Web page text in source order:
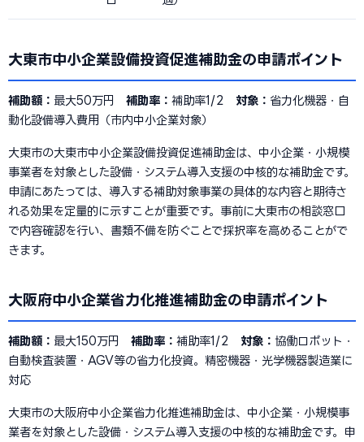
大東市中小企業設備投資促進補助金の申請ポイント
補助額： 最大50万円 補助率： 補助率1/2 対象： 省力化機器・自
動化設備導入費用（市内中小企業対象）
大東市の大東市中小企業設備投資促進補助金は、中小企業・小規模
事業者を対象とした設備・システム導入支援の中核的な補助金です。
申請にあたっては、導入する補助対象事業の具体的な内容と期待さ
れる効果を定量的に示すことが重要です。事前に大東市の相談窓口
で内容確認を行い、書類不備を防ぐことで採択率を高めることがで
きます。
大阪府中小企業省力化推進補助金の申請ポイント
補助額： 最大150万円 補助率： 補助率1/2 対象： 協働ロボット・
自動検査装置・AGV等の省力化投資。精密機器・光学機器製造業に
対応
大東市の大阪府中小企業省力化推進補助金は、中小企業・小規模事
業者を対象とした設備・システム導入支援の中核的な補助金です。申